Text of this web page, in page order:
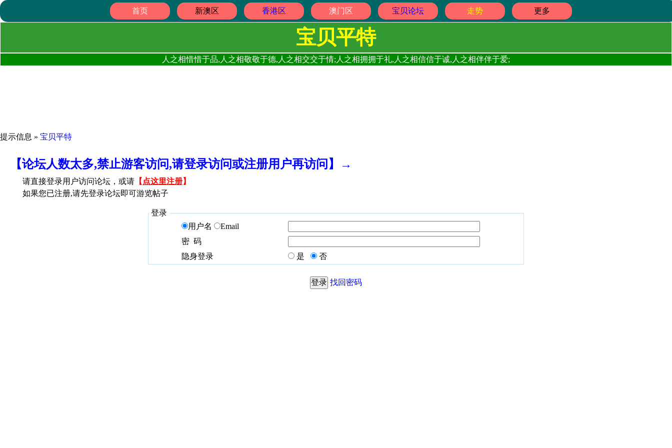
首页 新澳区 香港区 澳门区 宝贝论坛 走势 更多
宝贝平特
人之相惜惜于品,人之相敬敬于德,人之相交交于情;人之相拥拥于礼,人之相信信于诚,人之相伴伴于爱;
提示信息 » 宝贝平特
【论坛人数太多,禁止游客访问,请登录访问或注册用户再访问】→
请直接登录用户访问论坛，或请 【 点这里注册】
如果您已注册,请先登录论坛即可游览帖子
登录
用户名
Email
密 码
隐身登录
是 否
找回密码